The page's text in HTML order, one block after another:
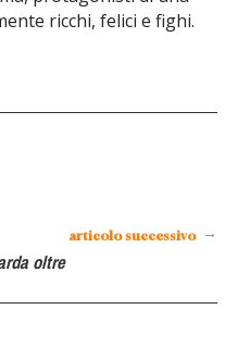
ricchi, felici e fighi.
articolo successivo →
oltre